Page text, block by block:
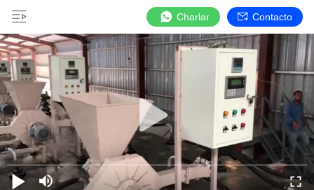
Charlar Contacto